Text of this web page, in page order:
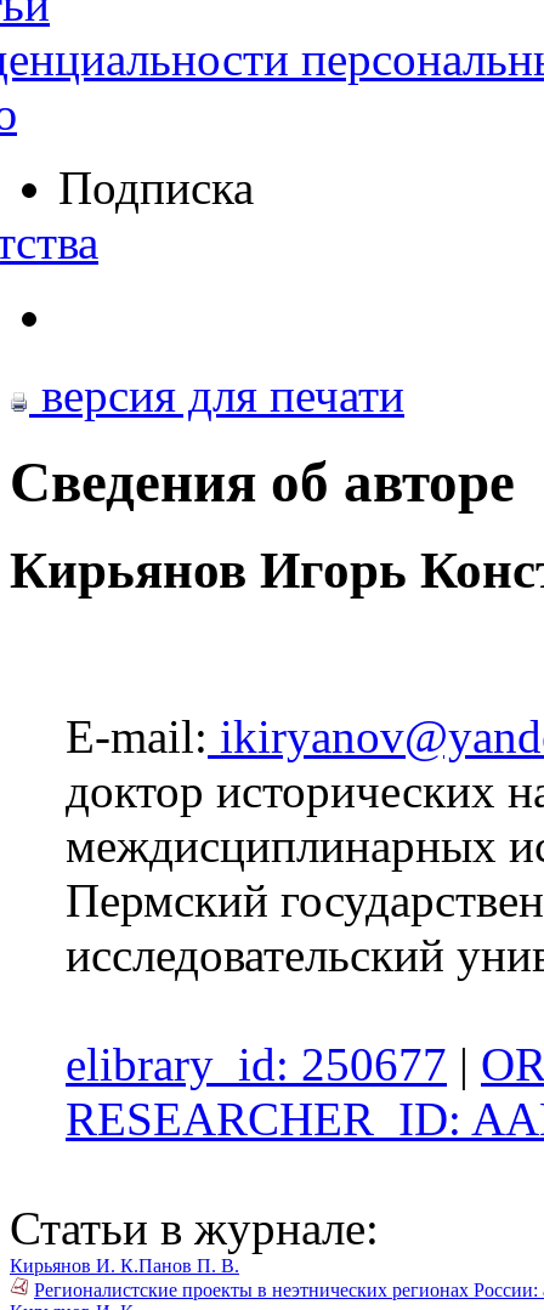
Подписка
версия для печати
Сведения об авторе
Кирьянов Игорь
E-mail:
доктор исторических
междисциплинарных
Пермский
исследовательский
elibrary_id: 250677 |
RESEARCHER_ID:
Статьи в журнале:
Кирьянов И. К.Панов П. В.
Регионалистские проекты в неэтнических регионах